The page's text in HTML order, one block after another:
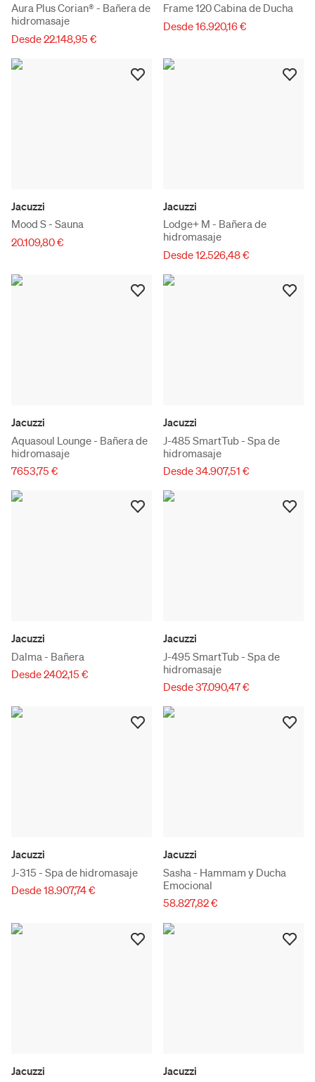
Aura Plus Corian® - Bañera de
hidromasaje
Desde 22.148,95 €
Frame 120 Cabina de Ducha
Desde 16.920,16 €
Jacuzzi
Mood S - Sauna
20.109,80 €
Jacuzzi
Lodge+ M - Bañera de
hidromasaje
Desde 12.526,48 €
Jacuzzi
Aquasoul Lounge - Bañera de
hidromasaje
7653,75 €
Jacuzzi
J-485 SmartTub - Spa de
hidromasaje
Desde 34.907,51 €
Jacuzzi
Dalma - Bañera
Desde 2402,15 €
Jacuzzi
J-495 SmartTub - Spa de
hidromasaje
Desde 37.090,47 €
Jacuzzi
J-315 - Spa de hidromasaje
Desde 18.907,74 €
Jacuzzi
Sasha - Hammam y Ducha
Emocional
58.827,82 €
Jacuzzi
Jacuzzi